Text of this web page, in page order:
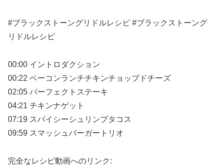
#ブラックストーングリドルレシピ #ブラックストーング
リドルレシピ
00:00 イントロダクション
00:22 ベーコンランチチキンチョップドチーズ
02:05 パーフェクトステーキ
04:21 チキンナゲット
07:19 スパイシーシュリンプタコス
09:59 スマッシュバーガートリオ
完全なレシピ動画へのリンク: